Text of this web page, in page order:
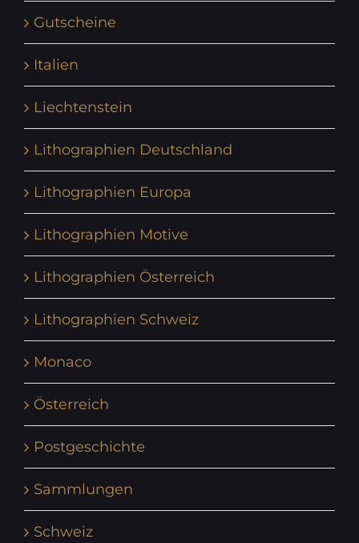
Gutscheine
Italien
Liechtenstein
Lithographien Deutschland
Lithographien Europa
Lithographien Motive
Lithographien Österreich
Lithographien Schweiz
Monaco
Österreich
Postgeschichte
Sammlungen
Schweiz